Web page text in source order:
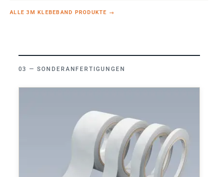
ALLE 3M KLEBEBAND PRODUKTE →
SONDERANFERTIGUNGEN